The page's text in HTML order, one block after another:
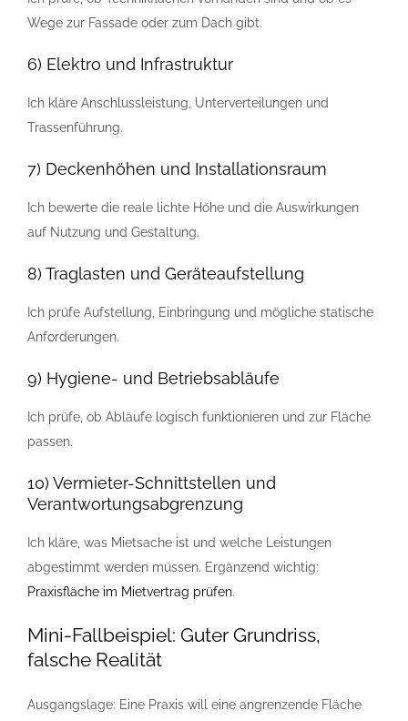
Wege zur Fassade oder zum Dach gibt.
6) Elektro und Infrastruktur
Ich kläre Anschlussleistung, Unterverteilungen und
Trassenführung.
7) Deckenhöhen und Installationsraum
Ich bewerte die reale lichte Höhe und die Auswirkungen
auf Nutzung und Gestaltung.
8) Traglasten und Geräteaufstellung
Ich prüfe Aufstellung, Einbringung und mögliche statische
Anforderungen.
9) Hygiene- und Betriebsabläufe
Ich prüfe, ob Abläufe logisch funktionieren und zur Fläche
passen.
10) Vermieter-Schnittstellen und
Verantwortungsabgrenzung
Ich kläre, was Mietsache ist und welche Leistungen
abgestimmt werden müssen. Ergänzend wichtig:
Praxisfläche im Mietvertrag prüfen.
Mini-Fallbeispiel: Guter Grundriss,
falsche Realität
Ausgangslage: Eine Praxis will eine angrenzende Fläche